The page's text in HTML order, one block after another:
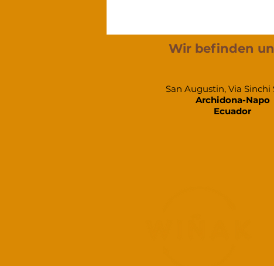
Wir befinden
San Augustin, Via Sinchi
Archidona-Napo
Ecuador​